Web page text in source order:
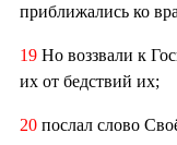
приближались ко
19 Но воззвали к
их от бедствий их;
20 послал слово